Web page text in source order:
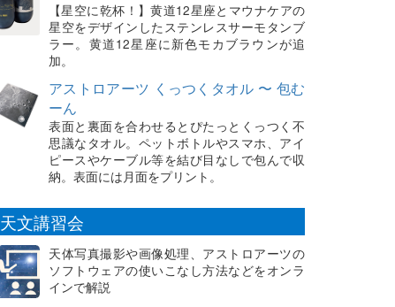
【星空に乾杯！】黄道12星座とマウナケアの
星空をデザインしたステンレスサーモタンブ
ラー。黄道12星座に新色モカブラウンが追
加。
アストロアーツ くっつくタオル 〜 包む
ーん
表面と裏面を合わせるとぴたっとくっつく不
思議なタオル。ペットボトルやスマホ、アイ
ピースやケーブル等を結び目なしで包んで収
納。表面には月面をプリント。
天文講習会
天体写真撮影や画像処理、アストロアーツの
ソフトウェアの使いこなし方法などをオンラ
インで解説